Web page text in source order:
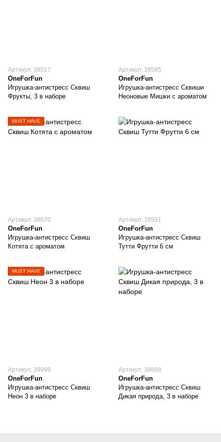
Артикул: 38517
OneForFun
Игрушка-антистресс Сквиш
Фрукты, 3 в наборе
Артикул: 38585
OneForFun
Игрушка-антистресс Сквиши
Неоновые Мишки с ароматом
MUST HAVE
Артикул: 38670
OneForFun
Игрушка-антистресс Сквиш
Котята с ароматом
Артикул: 38591
OneForFun
Игрушка-антистресс Сквиш
Тутти Фрутти 6 см
MUST HAVE
Артикул: 39999
OneForFun
Игрушка-антистресс Сквиш
Неон 3 в наборе
Артикул: 38668
OneForFun
Игрушка-антистресс Сквиш
Дикая природа, 3 в наборе